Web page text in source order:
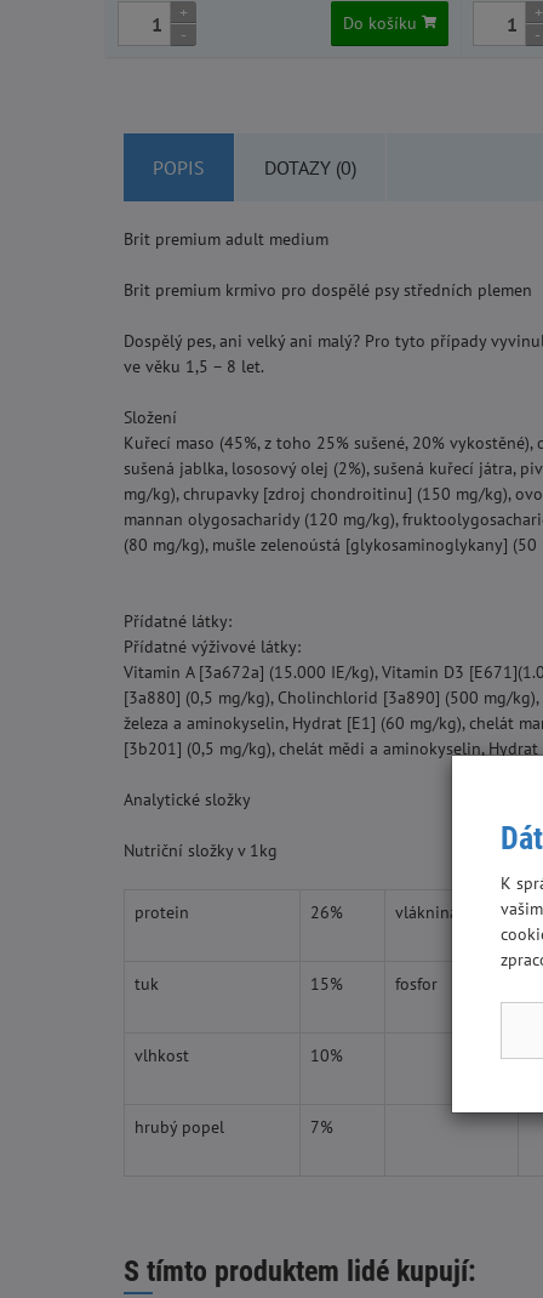
+
-
Do košíku
+
-
POPIS DOTAZY (0)
Brit premium adult medium
Brit premium krmivo pro dospělé psy středních plemen
Dospělý pes, ani velký ani malý? Pro tyto případy
ve věku 1,5 – 8 let.
Složení
Kuřecí maso (45%, z toho 25% sušené, 20%
sušená jablka, lososový olej (2%), sušená kuřecí játra,
mg/kg), chrupavky [zdroj chondroitinu] (150 mg/kg),
mannan olygosacharidy (120 mg/kg),
(80 mg/kg), mušle zelenoústá [glykosaminoglykany]
Přídatné látky:
Přídatné výživové látky:
Vitamin A [3a672a] (15.000 IE/kg), Vitamin D3
[3a880] (0,5 mg/kg), Cholinchlorid [3a890] (500 mg/
železa a aminokyselin, Hydrat [E1] (60 mg/kg), chelát
[3b201] (0,5 mg/kg), chelát mědi a aminokyselin,
Analytické složky
Nutriční složky v 1kg
protein 26% vláknina
tuk 15% fosfor
vlhkost 10%
hrubý popel 7%
S tímto produktem lidé kupují:
K